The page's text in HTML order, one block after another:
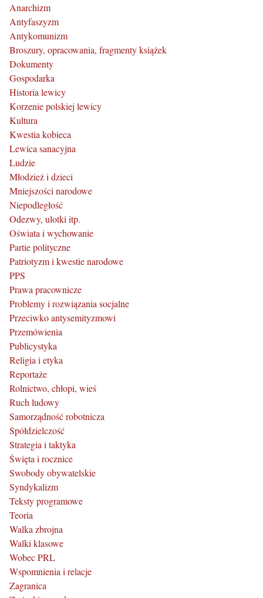
Anarchizm
Antyfaszyzm
Antykomunizm
Broszury, opracowania, fragmenty książek
Dokumenty
Gospodarka
Historia lewicy
Korzenie polskiej lewicy
Kultura
Kwestia kobieca
Lewica sanacyjna
Ludzie
Młodzież i dzieci
Mniejszości narodowe
Niepodległość
Odezwy, ulotki itp.
Oświata i wychowanie
Partie polityczne
Patriotyzm i kwestie narodowe
PPS
Prawa pracownicze
Problemy i rozwiązania socjalne
Przeciwko antysemityzmowi
Przemówienia
Publicystyka
Religia i etyka
Reportaże
Rolnictwo, chłopi, wieś
Ruch ludowy
Samorządność robotnicza
Spółdzielczość
Strategia i taktyka
Święta i rocznice
Swobody obywatelskie
Syndykalizm
Teksty programowe
Teoria
Walka zbrojna
Walki klasowe
Wobec PRL
Wspomnienia i relacje
Zagranica